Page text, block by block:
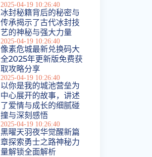
2025-04-19 10:26:40
冰封秘籍背后的秘密与
传承揭示了古代冰封技
艺的神秘与强大力量
2025-04-19 10:26:40
像素危城最新兑换码大
全2025年更新版免费获
取攻略分享
2025-04-19 10:26:40
以你是我的城池营垒为
中心展开的故事，讲述
了爱情与成长的细腻碰
撞与深刻感悟
2025-04-19 10:26:40
黑曜天羽夜华觉醒新篇
章探索勇士之路神秘力
量解锁全面解析